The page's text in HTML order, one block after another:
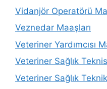
Vidanjör Operatörü
Veznedar Maaşları
Veteriner Yardımcısı
Veteriner Sağlık
Veteriner Sağlık